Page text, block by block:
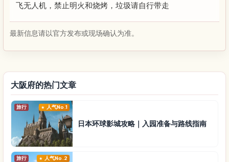
飞无人机，禁止明火和烧烤，垃圾请自行带走
最新信息请以官方发布或现场确认为准。
大阪府的热门文章
旅行 人气No.1
日本环球影城攻略｜入园准备与路线指南
旅行 人气No.2